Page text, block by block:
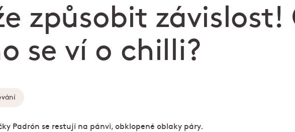
způsobit závislost!
se ví o chilli?